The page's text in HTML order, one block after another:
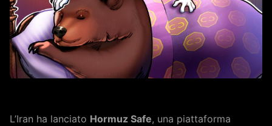
L’Iran ha lanciato Hormuz Safe, una piattaforma